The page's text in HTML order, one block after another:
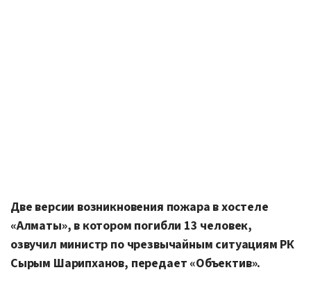
Две версии возникновения пожара в хостеле
«Алматы», в котором погибли 13 человек,
озвучил министр по чрезвычайным ситуациям РК
Сырым Шарипханов, передает «Объектив».